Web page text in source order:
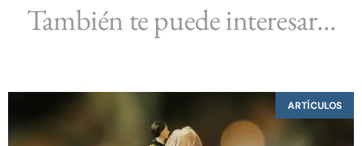
También te puede interesar...
ARTÍCULOS